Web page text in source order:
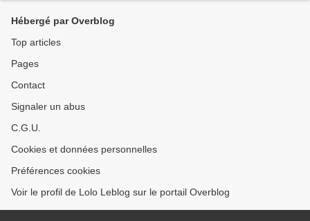
Hébergé par Overblog
Top articles
Pages
Contact
Signaler un abus
C.G.U.
Cookies et données personnelles
Préférences cookies
Voir le profil de Lolo Leblog sur le portail Overblog